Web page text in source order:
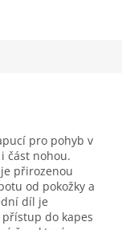
pro pohyb v
část nohou.
přirozenou
od pokožky a
díl je
do kapes